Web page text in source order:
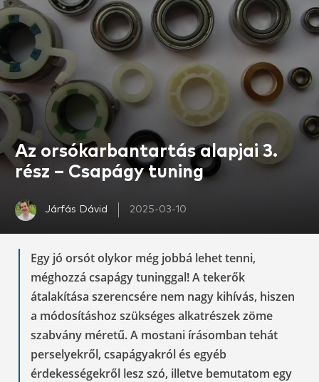
Az orsókarbantartás alapjai 3.
rész – Csapágy tuning
Járfás Dávid 2025-03-10
Egy jó orsót olykor még jobbá lehet tenni,
méghozzá csapágy tuninggal! A tekerők
átalakítása szerencsére nem nagy kihívás, hiszen
a módosításhoz szükséges alkatrészek zöme
szabvány méretű. A mostani írásomban tehát
perselyekről, csapágyakról és egyéb
érdekességekről lesz szó, illetve bemutatom egy